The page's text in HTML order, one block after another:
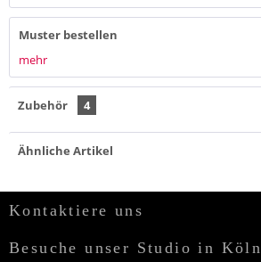
Muster bestellen
mehr
Zubehör 4
Ähnliche Artikel
Kontaktiere uns
Besuche unser Studio in Köln